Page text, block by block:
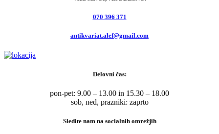
070 396 371
antikvariat.alef@gmail.com
Delovni čas:
pon-pet: 9.00 – 13.00 in 15.30 – 18.00
sob, ned, prazniki: zaprto
Sledite nam na socialnih omrežjih